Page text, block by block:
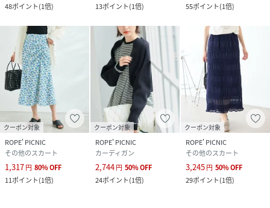
48ポイント(1倍)
13ポイント(1倍)
55ポイント(1倍)
クーポン対象
ROPE' PICNIC
その他のスカート
1,317円 80%OFF
11ポイント(1倍)
クーポン対象
ROPE' PICNIC
カーディガン
2,744円 50%OFF
24ポイント(1倍)
クーポン対象
ROPE' PICNIC
その他のスカート
3,245円 50%OFF
29ポイント(1倍)